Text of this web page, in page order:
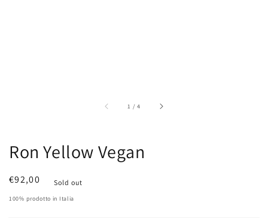
1 /di
4
Ron Yellow Vegan
Prezzo
regolare
€92,00 Sold out
100% prodotto in Italia